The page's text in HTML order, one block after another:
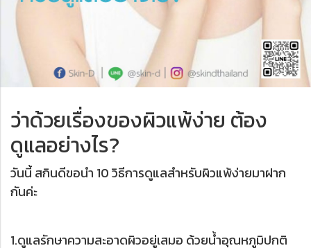
ว่าด้วยเรื่องของผิวแพ้ง่าย ต้อง
ดูแลอย่างไร?
วันนี้ สกินดีขอนำ 10 วิธีการดูแลสำหรับผิวแพ้ง่ายมาฝาก
กันค่ะ
1.ดูแลรักษาความสะอาดผิวอยู่เสมอ ด้วยน้ำอุณหภูมิปกติ